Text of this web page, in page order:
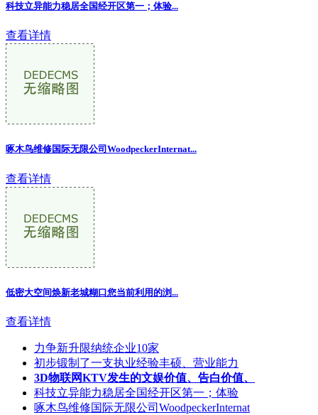
科技立异能力稳居全国经开区第一；体验...
查看详情
啄木鸟维修国际无限公司WoodpeckerInternat...
查看详情
低密大空间焕新老城糊口您当前利用的浏...
查看详情
力争新升限纳统企业10家
初步锻制了一支执业经验丰硕、营业能力
3D物联网KTV发生的文娱价值、告白价值、
科技立异能力稳居全国经开区第一；体验
啄木鸟维修国际无限公司WoodpeckerInternat